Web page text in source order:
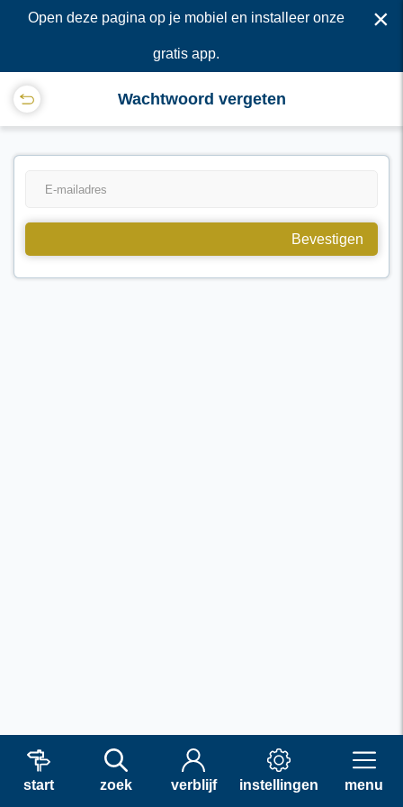
Open deze pagina op je mobiel en installeer onze
gratis app.
×
Wachtwoord vergeten
Bevestigen
start zoek verblijf instellingen menu